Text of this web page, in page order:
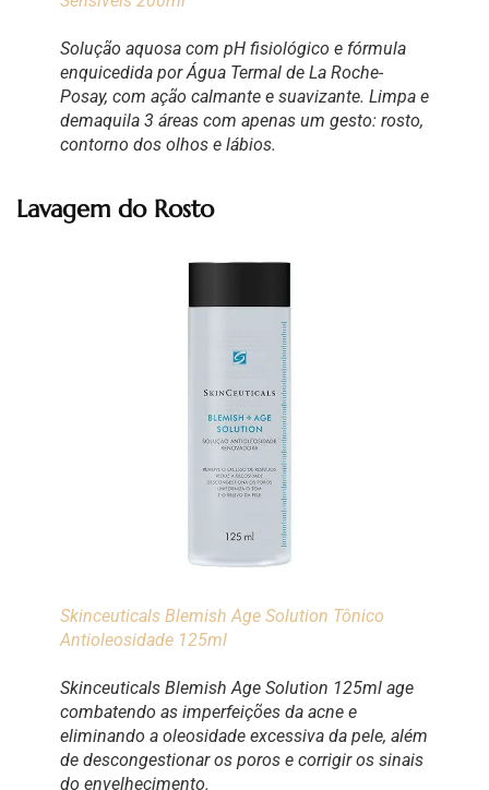
Solução aquosa com pH fisiológico e fórmula
enquicedida por Água Termal de La Roche-
Posay, com ação calmante e suavizante. Limpa e
demaquila 3 áreas com apenas um gesto: rosto,
contorno dos olhos e lábios.
Lavagem do Rosto
Skinceuticals Blemish Age Solution Tônico
Antioleosidade 125ml
Skinceuticals Blemish Age Solution 125ml age
combatendo as imperfeições da acne e
eliminando a oleosidade excessiva da pele, além
de descongestionar os poros e corrigir os sinais
do envelhecimento.